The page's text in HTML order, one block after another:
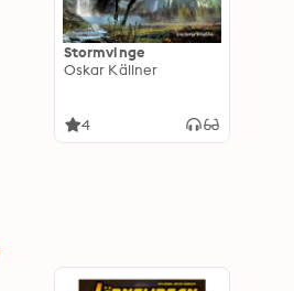
Stormvinge
Oskar Källner
4